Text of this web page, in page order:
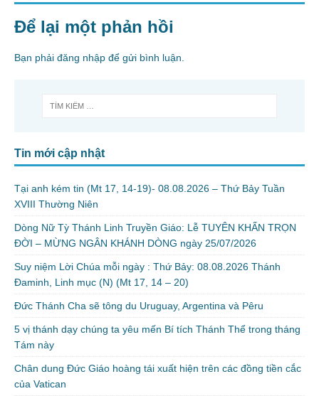
Để lại một phản hồi
Bạn phải đăng nhập để gửi bình luận.
Tin mới cập nhật
Tại anh kém tin (Mt 17, 14-19)- 08.08.2026 – Thứ Bảy Tuần
XVIII Thường Niên
Dòng Nữ Tỳ Thánh Linh Truyền Giáo: Lễ TUYÊN KHẤN TRỌN
ĐỜI – MỪNG NGÂN KHÁNH DÒNG ngày 25/07/2026
Suy niệm Lời Chúa mỗi ngày : Thứ Bảy: 08.08.2026 Thánh
Đaminh, Linh mục (N) (Mt 17, 14 – 20)
Đức Thánh Cha sẽ tông du Uruguay, Argentina và Pêru
5 vị thánh dạy chúng ta yêu mến Bí tích Thánh Thể trong tháng
Tám này
Chân dung Đức Giáo hoàng tái xuất hiện trên các đồng tiền cắc
của Vatican